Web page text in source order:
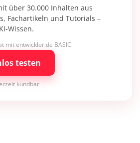
über 30.000 Inhalten aus
Fachartikeln und Tutorials –
Wissen.
mit entwickler.de BASIC
testen
kündbar